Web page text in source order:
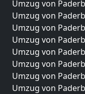
Umzug von
Umzug von
Umzug von
Umzug von
Umzug von
Umzug von
Umzug von
Umzug von